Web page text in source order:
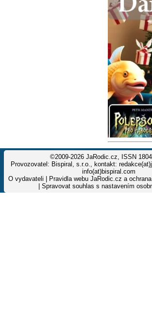
©2009-2026 JaRodic.cz, ISSN
Provozovatel: Bispiral, s.r.o., kontakt:
info(at)bispiral.com
O vydavateli
Pravidla webu JaRodic.cz a
Spravovat souhlas s nastavením